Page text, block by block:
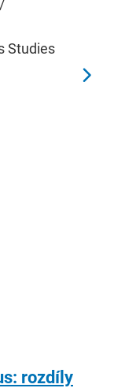
Studies
rozdíly